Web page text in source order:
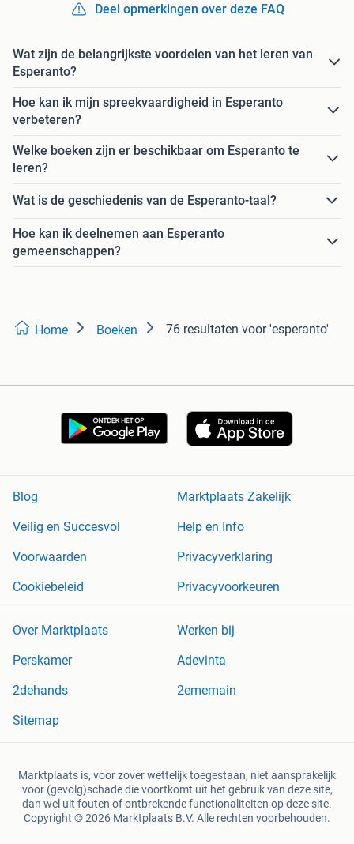
Deel opmerkingen over deze FAQ
Wat zijn de belangrijkste voordelen van het leren van
Esperanto?
Hoe kan ik mijn spreekvaardigheid in Esperanto
verbeteren?
Welke boeken zijn er beschikbaar om Esperanto te
leren?
Wat is de geschiedenis van de Esperanto-taal?
Hoe kan ik deelnemen aan Esperanto
gemeenschappen?
Home Boeken 76 resultaten voor 'esperanto'
Blog
Marktplaats Zakelijk
Veilig en Succesvol
Help en Info
Voorwaarden
Privacyverklaring
Cookiebeleid
Privacyvoorkeuren
Over Marktplaats
Werken bij
Perskamer
Adevinta
2dehands
2ememain
Sitemap
Marktplaats is, voor zover wettelijk toegestaan, niet aansprakelijk
voor (gevolg)schade die voortkomt uit het gebruik van deze site,
dan wel uit fouten of ontbrekende functionaliteiten op deze site.
Copyright © 2026 Marktplaats B.V. Alle rechten voorbehouden.